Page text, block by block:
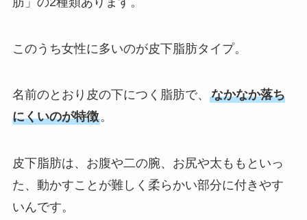
このうち女性に多いのが皮下脂肪タイプ。
名前のとおり皮の下につく脂肪で、 なかなか落ち
にくいのが特徴。
皮下脂肪は、お腹や二の腕、お尻や太ももといっ
た、動かすことが難しく柔らかい部分に付きやす
いんです。